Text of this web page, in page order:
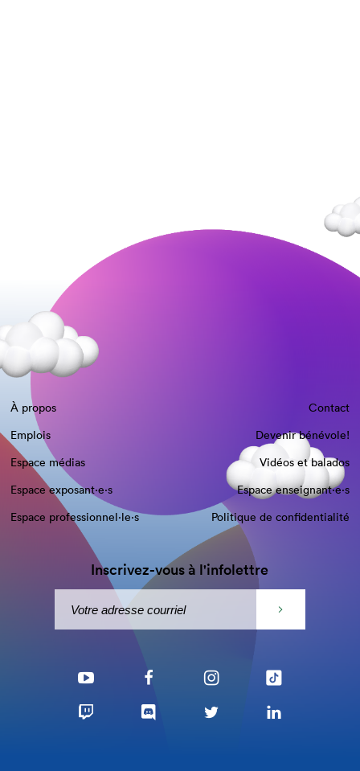
À propos
Contact
Emplois
Devenir bénévole!
Espace médias
Vidéos et balados
Espace exposant·e⋅s
Espace enseignant·e⋅s
Espace professionnel·le⋅s
Politique de confidentialité
Inscrivez-vous à l'infolettre